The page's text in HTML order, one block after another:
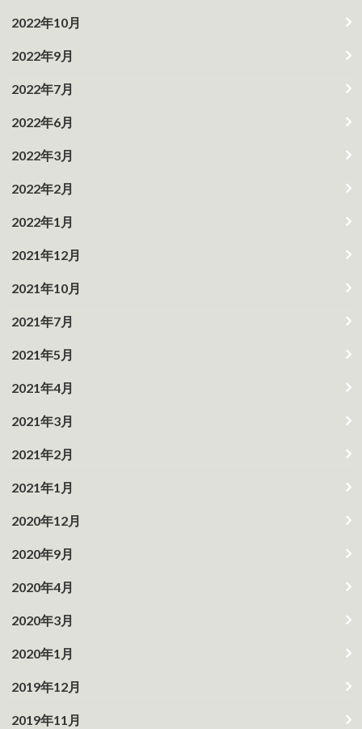
2022年10月
2022年9月
2022年7月
2022年6月
2022年3月
2022年2月
2022年1月
2021年12月
2021年10月
2021年7月
2021年5月
2021年4月
2021年3月
2021年2月
2021年1月
2020年12月
2020年9月
2020年4月
2020年3月
2020年1月
2019年12月
2019年11月